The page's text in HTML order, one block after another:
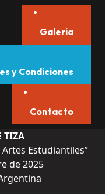
Galeria
y Condiciones
Contacto
TIZA
Estudiantiles”
de 2025